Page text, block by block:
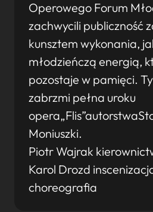
Operowego Forum
zachwycili publiczność
kunsztem wykonania,
młodzieńczą energią,
pozostaje w pamięci.
zabrzmi pełna uroku
Moniuszki.
Piotr Wajrak
Karol Drozd
choreografia